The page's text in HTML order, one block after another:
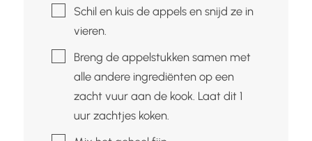
▢Schil en kuis de appels en snijd ze in
vieren.
▢Breng de appelstukken samen met
alle andere ingrediënten op een
zacht vuur aan de kook. Laat dit 1
uur zachtjes koken.
▢